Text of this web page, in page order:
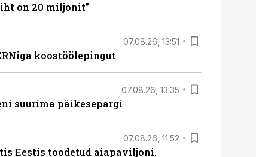
on 20 miljonit”
07.08.26, 13:51
koostöölepingut
07.08.26, 13:35
suurima päikesepargi
07.08.26, 11:52
Eestis toodetud aiapaviljoni.